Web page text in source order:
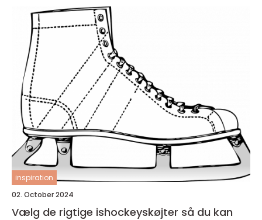
inspiration
02. October 2024
Vælg de rigtige ishockeyskøjter så du kan